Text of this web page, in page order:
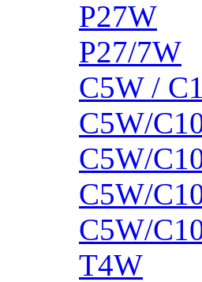
P27W
P27/7W
C5W /
C5W/
C5W/
C5W/
C5W/
T4W